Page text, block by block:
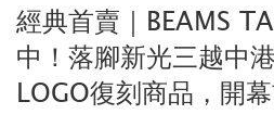
TRAVEL
MUSIC
GAME
經典首賣｜BEAMS
中！落腳新光三越中
LOGO復刻商品，開